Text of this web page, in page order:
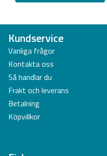
Kundservice
Vanliga frågor
Kontakta oss
Så handlar du
Frakt och leverans
Betalning
Köpvillkor